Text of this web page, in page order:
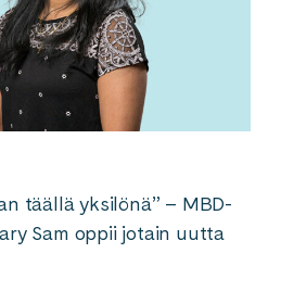
täällä yksilönä” – MBD-
Sam oppii jotain uutta